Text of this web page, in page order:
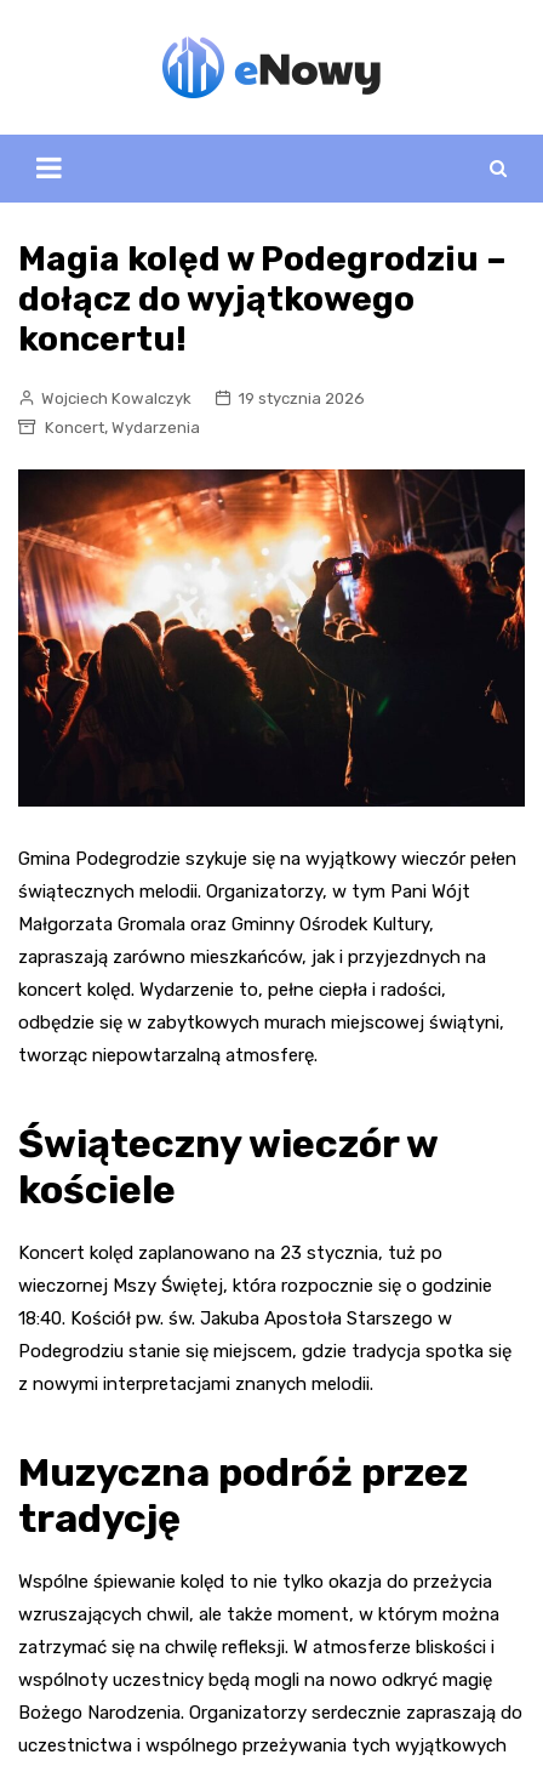
Magia kolęd w Podegrodziu –
dołącz do wyjątkowego
koncertu!
Wojciech Kowalczyk
19 stycznia 2026
Koncert, Wydarzenia
Gmina Podegrodzie szykuje się na wyjątkowy wieczór pełen
świątecznych melodii. Organizatorzy, w tym Pani Wójt
Małgorzata Gromala oraz Gminny Ośrodek Kultury,
zapraszają zarówno mieszkańców, jak i przyjezdnych na
koncert kolęd. Wydarzenie to, pełne ciepła i radości,
odbędzie się w zabytkowych murach miejscowej świątyni,
tworząc niepowtarzalną atmosferę.
Świąteczny wieczór w
kościele
Koncert kolęd zaplanowano na 23 stycznia, tuż po
wieczornej Mszy Świętej, która rozpocznie się o godzinie
18:40. Kościół pw. św. Jakuba Apostoła Starszego w
Podegrodziu stanie się miejscem, gdzie tradycja spotka się
z nowymi interpretacjami znanych melodii.
Muzyczna podróż przez
tradycję
Wspólne śpiewanie kolęd to nie tylko okazja do przeżycia
wzruszających chwil, ale także moment, w którym można
zatrzymać się na chwilę refleksji. W atmosferze bliskości i
wspólnoty uczestnicy będą mogli na nowo odkryć magię
Bożego Narodzenia. Organizatorzy serdecznie zapraszają do
uczestnictwa i wspólnego przeżywania tych wyjątkowych